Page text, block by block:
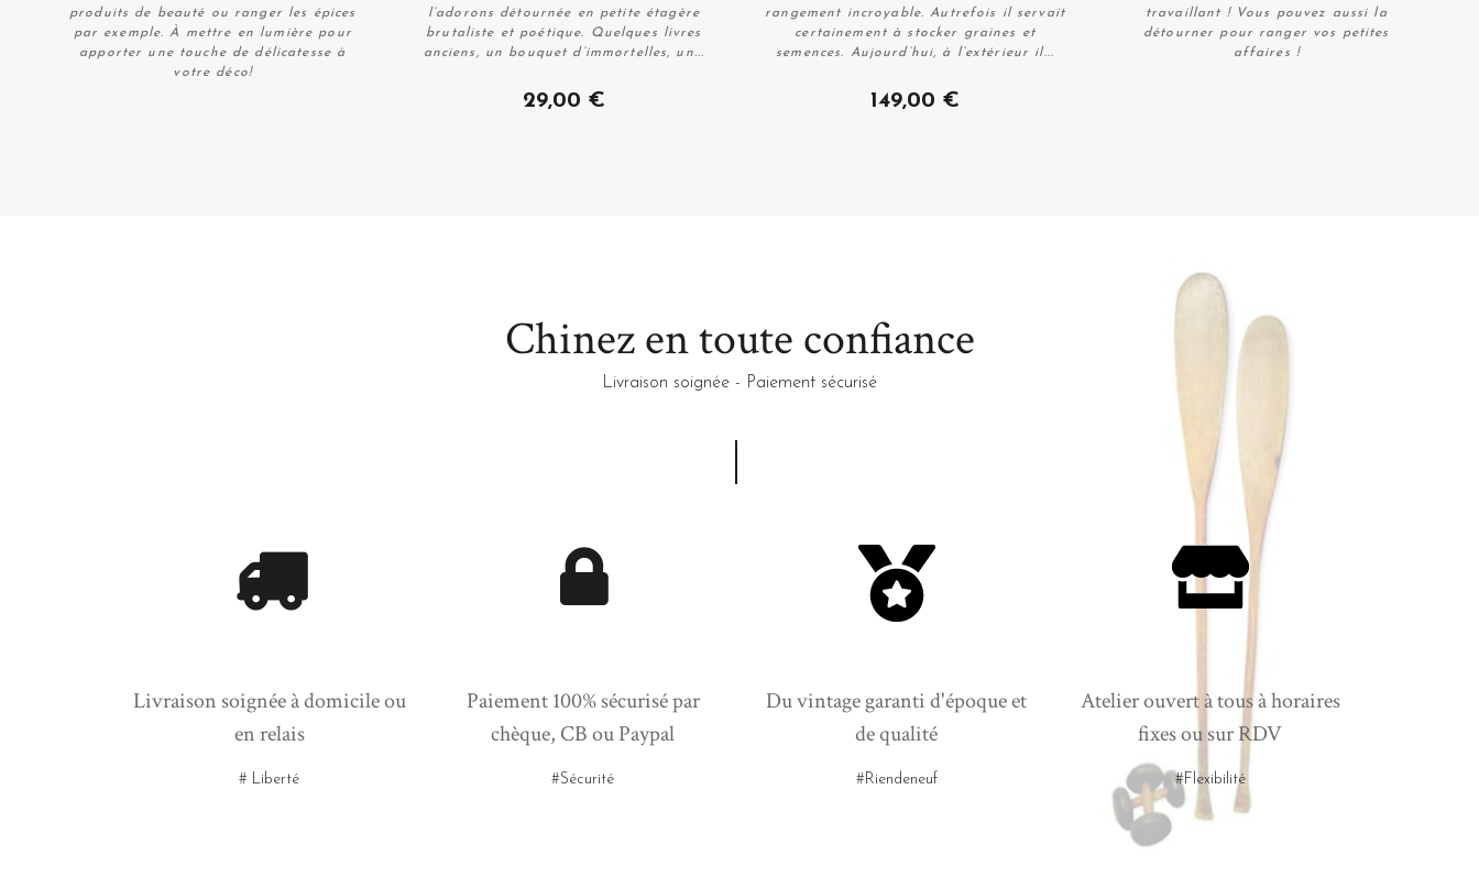
Plus de détails
produits de beauté ou ranger les épices
par exemple. À mettre en lumière pour
apporter une touche de délicatesse à
votre déco!
l’adorons détournée en petite étagère
brutaliste et poétique. Quelques livres
anciens, un bouquet d’immortelles, un...
29,00 €
rangement incroyable. Autrefois il servait
certainement à stocker graines et
semences. Aujourd’hui, à l’extérieur il...
149,00 €
travaillant ! Vous pouvez aussi la
détourner pour ranger vos petites
affaires !
Chinez en toute confiance
Livraison soignée - Paiement sécurisé
Livraison soignée à domicile ou
en relais
# Liberté
Paiement 100% sécurisé par
chèque, CB ou Paypal
#Sécurité
Du vintage garanti d'époque et
de qualité
#Riendeneuf
Atelier ouvert à tous à horaires
fixes ou sur RDV
#Flexibilité